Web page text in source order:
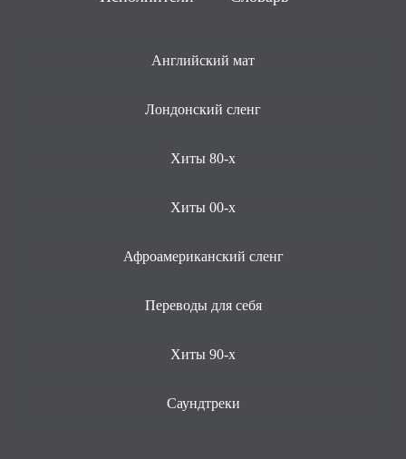
Английский мат
Лондонский сленг
Хиты 80-х
Хиты 00-х
Афроамериканский сленг
Переводы для себя
Хиты 90-х
Саундтреки